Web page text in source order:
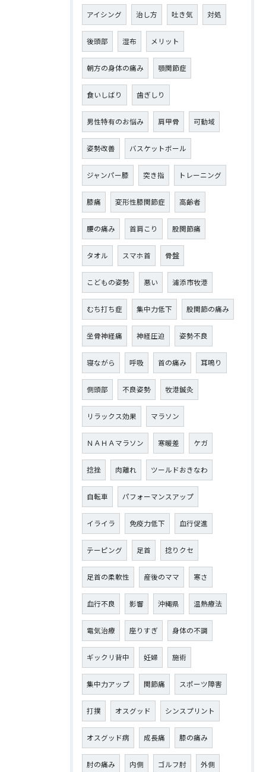
アイシング 治し方 吐き気 対処
後頭部 湿布 メリット
朝方の身体の痛み 顎関節症
食いしばり 歯ぎしり
男性特有のお悩み 肩甲骨 可動域
姿勢改善 バスケットボール
ジャンパー膝 突き指 トレーニング
膝痛 変形性膝関節症 高齢者
腰の痛み 首肩こり 股関節痛
タオル スマホ首 骨盤
こどもの姿勢 悪い 浦添市牧港
むち打ち症 集中力低下 股関節の痛み
坐骨神経痛 神経圧迫 姿勢不良
寝ながら 呼吸 首の痛み 耳鳴り
側頭部 不良姿勢 牧港鍼灸
リラックス効果 マラソン
ＮＡＨＡマラソン 寒暖差 ケガ
捻挫 肉離れ ツールドおきなわ
自転車 パフォーマンスアップ
イライラ 免疫力低下 血行促進
テーピング 足首 捻りクセ
足首の柔軟性 産後のママ 寒さ
血行不良 影響 沖縄県 温熱療法
電気治療 座りすぎ 身体の不調
ギックリ背中 妊婦 施術
集中力アップ 関節痛 スポーツ障害
打撲 オスグッド シンスプリント
オスグッド病 成長痛 膝の痛み
肘の痛み 内側 ゴルフ肘 外側